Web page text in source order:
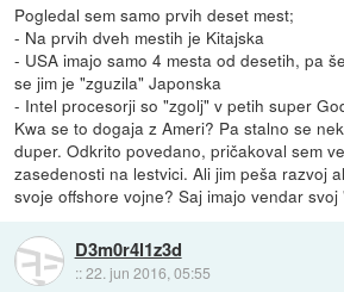
Pogledal sem samo prvih deset mest;
- Na prvih dveh mestih je Kitajska
- USA imajo samo 4 mesta od desetih, pa
se jim je "zguzila" Japonska
- Intel procesorji so "zgolj" v petih super
Kwa se to dogaja z Ameri? Pa stalno se
duper. Odkrito povedano, pričakoval sem
zasedenosti na lestvici. Ali jim peša razvoj
svoje offshore vojne? Saj imajo vendar svoj
D3m0r4l1z3d
::22. jun 2016, 05:55